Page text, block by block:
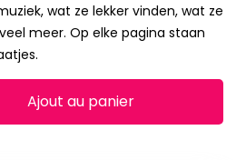
wat ze lekker vinden, wat ze
meer. Op elke pagina staan
Ajout au panier